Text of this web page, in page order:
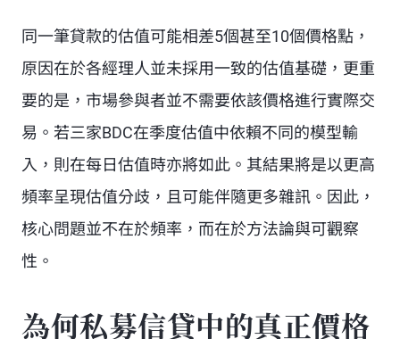
同一筆貸款的估值可能相差5個甚至10個價格點，
原因在於各經理人並未採用一致的估值基礎，更重
要的是，市場參與者並不需要依該價格進行實際交
易。若三家BDC在季度估值中依賴不同的模型輸
入，則在每日估值時亦將如此。其結果將是以更高
頻率呈現估值分歧，且可能伴隨更多雜訊。因此，
核心問題並不在於頻率，而在於方法論與可觀察
性。
為何私募信貸中的真正價格